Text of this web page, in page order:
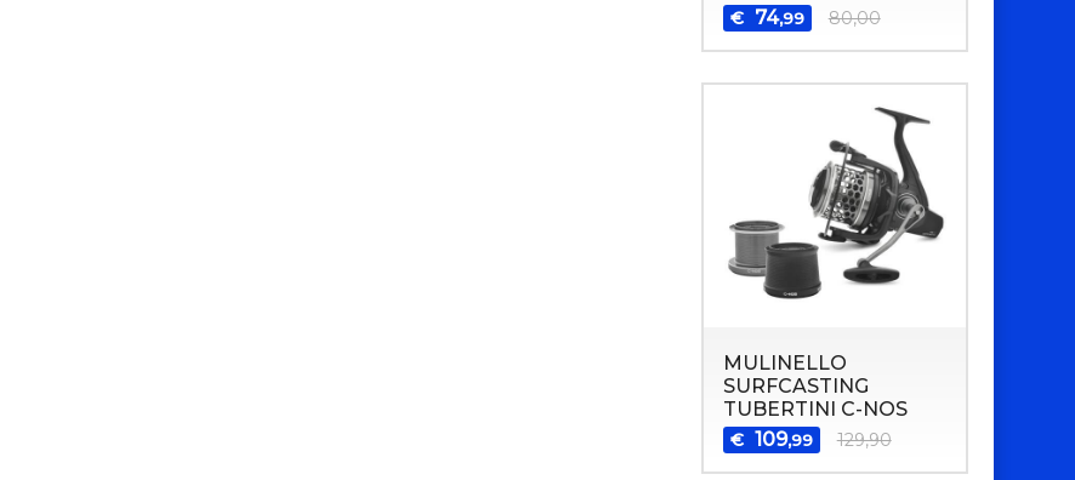
€ 74,99 80,00
MULINELLO
SURFCASTING
TUBERTINI C-NOS
€ 109,99 129,90